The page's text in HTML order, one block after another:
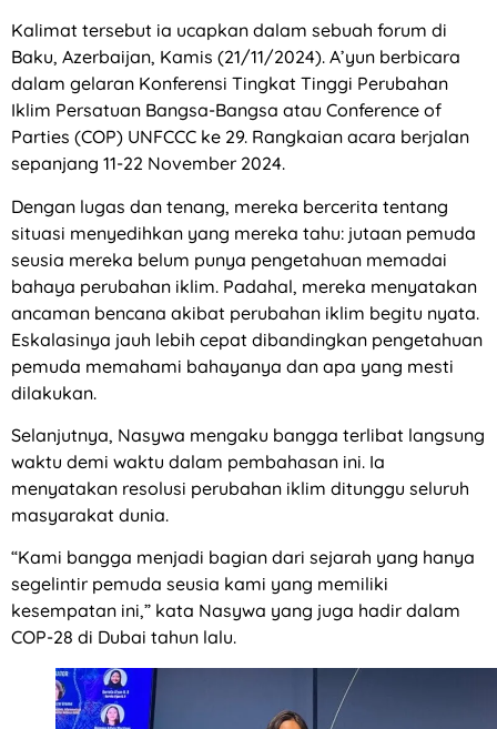
Kalimat tersebut ia ucapkan dalam sebuah forum di
Baku, Azerbaijan, Kamis (21/11/2024). A’yun berbicara
dalam gelaran Konferensi Tingkat Tinggi Perubahan
Iklim Persatuan Bangsa-Bangsa atau Conference of
Parties (COP) UNFCCC ke 29. Rangkaian acara berjalan
sepanjang 11-22 November 2024.
Dengan lugas dan tenang, mereka bercerita tentang
situasi menyedihkan yang mereka tahu: jutaan pemuda
seusia mereka belum punya pengetahuan memadai
bahaya perubahan iklim. Padahal, mereka menyatakan
ancaman bencana akibat perubahan iklim begitu nyata.
Eskalasinya jauh lebih cepat dibandingkan pengetahuan
pemuda memahami bahayanya dan apa yang mesti
dilakukan.
Selanjutnya, Nasywa mengaku bangga terlibat langsung
waktu demi waktu dalam pembahasan ini. Ia
menyatakan resolusi perubahan iklim ditunggu seluruh
masyarakat dunia.
“Kami bangga menjadi bagian dari sejarah yang hanya
segelintir pemuda seusia kami yang memiliki
kesempatan ini,” kata Nasywa yang juga hadir dalam
COP-28 di Dubai tahun lalu.